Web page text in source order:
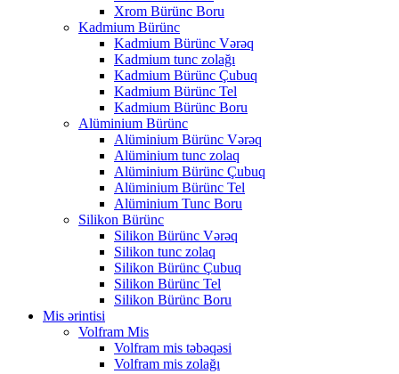
Xrom Bürünc Boru
Kadmium Bürünc
Kadmium Bürünc Vərəq
Kadmium tunc zolağı
Kadmium Bürünc Çubuq
Kadmium Bürünc Tel
Kadmium Bürünc Boru
Alüminium Bürünc
Alüminium Bürünc Vərəq
Alüminium tunc zolaq
Alüminium Bürünc Çubuq
Alüminium Bürünc Tel
Alüminium Tunc Boru
Silikon Bürünc
Silikon Bürünc Vərəq
Silikon tunc zolaq
Silikon Bürünc Çubuq
Silikon Bürünc Tel
Silikon Bürünc Boru
Mis ərintisi
Volfram Mis
Volfram mis təbəqəsi
Volfram mis zolağı